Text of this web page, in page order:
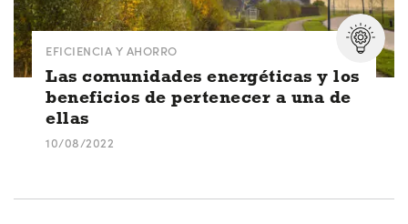
EFICIENCIA Y AHORRO
Las comunidades energéticas y los
beneficios de pertenecer a una de
ellas
10/08/2022